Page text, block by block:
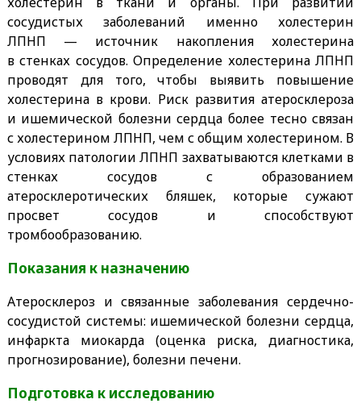
сосудистых заболеваний именно холестерин
ЛПНП — источник накопления холестерина
в стенках сосудов. Определение холестерина ЛПНП
проводят для того, чтобы выявить повышение
холестерина в крови. Риск развития атеросклероза
и ишемической болезни сердца более тесно связан
с холестерином ЛПНП, чем с общим холестерином. В
условиях патологии ЛПНП захватываются клетками в
стенках сосудов с образованием
атеросклеротических бляшек, которые сужают
просвет сосудов и способствуют
тромбообразованию.
Показания к назначению
Атеросклероз и связанные заболевания сердечно-
сосудистой системы: ишемической болезни сердца,
инфаркта миокарда (оценка риска, диагностика,
прогнозирование), болезни печени.
Подготовка к исследованию